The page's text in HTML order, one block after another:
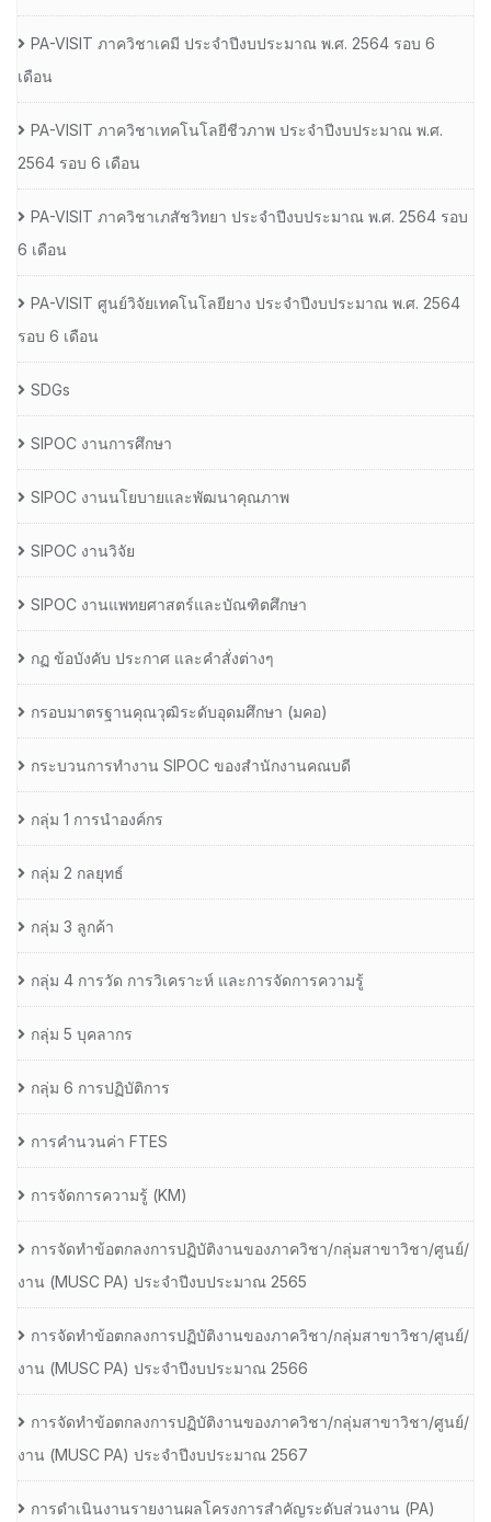
PA-VISIT ภาควิชาเคมี ประจำปีงบประมาณ พ.ศ. 2564 รอบ 6
เดือน
PA-VISIT ภาควิชาเทคโนโลยีชีวภาพ ประจำปีงบประมาณ พ.ศ.
2564 รอบ 6 เดือน
PA-VISIT ภาควิชาเภสัชวิทยา ประจำปีงบประมาณ พ.ศ. 2564 รอบ
6 เดือน
PA-VISIT ศูนย์วิจัยเทคโนโลยียาง ประจำปีงบประมาณ พ.ศ. 2564
รอบ 6 เดือน
SDGs
SIPOC งานการศึกษา
SIPOC งานนโยบายและพัฒนาคุณภาพ
SIPOC งานวิจัย
SIPOC งานแพทยศาสตร์และบัณฑิตศึกษา
กฏ ข้อบังคับ ประกาศ และคำสั่งต่างๆ
กรอบมาตรฐานคุณวุฒิระดับอุดมศึกษา (มคอ)
กระบวนการทำงาน SIPOC ของสำนักงานคณบดี
กลุ่ม 1 การนำองค์กร
กลุ่ม 2 กลยุทธ์
กลุ่ม 3 ลูกค้า
กลุ่ม 4 การวัด การวิเคราะห์ และการจัดการความรู้
กลุ่ม 5 บุคลากร
กลุ่ม 6 การปฏิบัติการ
การคำนวนค่า FTES
การจัดการความรู้ (KM)
การจัดทำข้อตกลงการปฏิบัติงานของภาควิชา/กลุ่มสาขาวิชา/ศูนย์/
งาน (MUSC PA) ประจำปีงบประมาณ 2565
การจัดทำข้อตกลงการปฏิบัติงานของภาควิชา/กลุ่มสาขาวิชา/ศูนย์/
งาน (MUSC PA) ประจำปีงบประมาณ 2566
การจัดทำข้อตกลงการปฏิบัติงานของภาควิชา/กลุ่มสาขาวิชา/ศูนย์/
งาน (MUSC PA) ประจำปีงบประมาณ 2567
การดำเนินงานรายงานผลโครงการสำคัญระดับส่วนงาน (PA)